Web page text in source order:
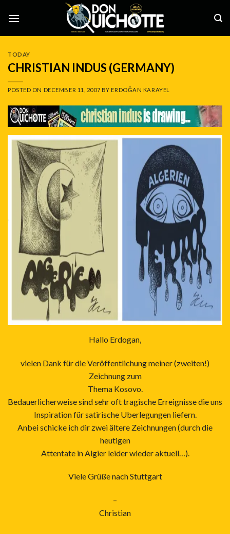
TODAY
CHRISTIAN INDUS (GERMANY)
POSTED ON DECEMBER 11, 2007 BYERDOĞAN KARAYEL
Hallo Erdogan,
vielen Dank für die Veröffentlichung meiner (zweiten!)
Zeichnung zum
Thema Kosovo.
Bedauerlicherweise sind sehr oft tragische Erreignisse die uns
Inspiration für satirische Uberlegungen liefern.
Anbei schicke ich dir zwei ältere Zeichnungen (durch die
heutigen
Attentate in Algier leider wieder aktuell…).
Viele Grüße nach Stuttgart
–
Christian